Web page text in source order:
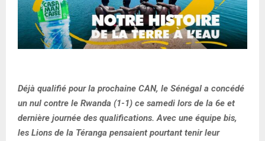
Déjà qualifié pour la prochaine CAN, le Sénégal a concédé
un nul contre le Rwanda (1-1) ce samedi lors de la 6e et
dernière journée des qualifications. Avec une équipe bis,
les Lions de la Téranga pensaient pourtant tenir leur